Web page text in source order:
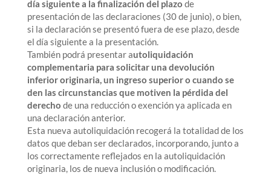
día siguiente a la finalización del plazo de
presentación de las declaraciones (30 de junio), o bien,
si la declaración se presentó fuera de ese plazo, desde
el día siguiente a la presentación.
También podrá presentar autoliquidación
complementaria para solicitar una devolución
inferior originaria, un ingreso superior o cuando se
den las circunstancias que motiven la pérdida del
derecho de una reducción o exención ya aplicada en
una declaración anterior.
Esta nueva autoliquidación recogerá la totalidad de los
datos que deban ser declarados, incorporando, junto a
los correctamente reflejados en la autoliquidación
originaria, los de nueva inclusión o modificación.